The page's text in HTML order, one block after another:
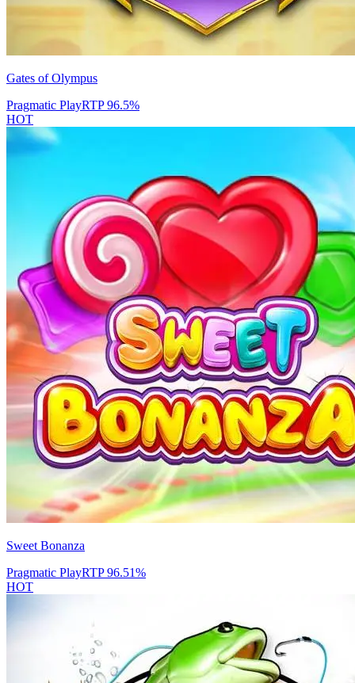
Gates of Olympus
Pragmatic PlayRTP96.5%
HOT
Sweet Bonanza
Pragmatic PlayRTP96.51%
HOT